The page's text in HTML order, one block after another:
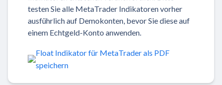
testen Sie alle MetaTrader Indikatoren vorher
ausführlich auf Demokonten, bevor Sie diese auf
einem Echtgeld-Konto anwenden.
Float Indikator für MetaTrader als PDF
speichern